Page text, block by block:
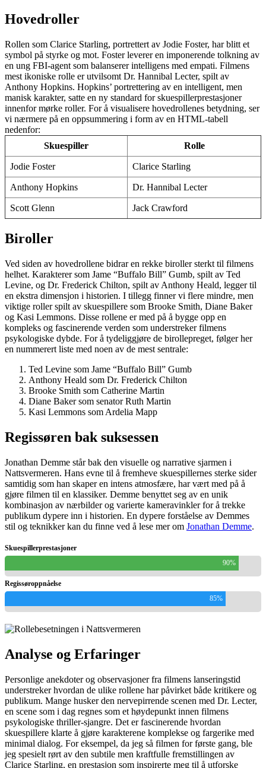
Hovedroller
Rollen som Clarice Starling, portrettert av Jodie Foster, har blitt et
symbol på styrke og mot. Foster leverer en imponerende tolkning av
en ung FBI-agent som balanserer intelligens med empati. Filmens
mest ikoniske rolle er utvilsomt Dr. Hannibal Lecter, spilt av
Anthony Hopkins. Hopkins’ portrettering av en intelligent, men
manisk karakter, satte en ny standard for skuespillerprestasjoner
innenfor mørke roller. For å visualisere hovedrollenes betydning, ser
vi nærmere på en oppsummering i form av en HTML-tabell
nedenfor:
Skuespiller
Rolle
Jodie Foster Clarice Starling
Anthony Hopkins Dr. Hannibal Lecter
Scott Glenn Jack Crawford
Biroller
Ved siden av hovedrollene bidrar en rekke biroller sterkt til filmens
helhet. Karakterer som Jame “Buffalo Bill” Gumb, spilt av Ted
Levine, og Dr. Frederick Chilton, spilt av Anthony Heald, legger til
en ekstra dimensjon i historien. I tillegg finner vi flere mindre, men
viktige roller spilt av skuespillere som Brooke Smith, Diane Baker
og Kasi Lemmons. Disse rollene er med på å bygge opp en
kompleks og fascinerende verden som understreker filmens
psykologiske dybde. For å tydeliggjøre de birollepreget, følger her
en nummerert liste med noen av de mest sentrale:
Ted Levine som Jame “Buffalo Bill” Gumb
Anthony Heald som Dr. Frederick Chilton
Brooke Smith som Catherine Martin
Diane Baker som senator Ruth Martin
Kasi Lemmons som Ardelia Mapp
Regissøren bak suksessen
Jonathan Demme står bak den visuelle og narrative sjarmen i
Nattsvermeren. Hans evne til å fremheve skuespillernes sterke sider
samtidig som han skaper en intens atmosfære, har vært med på å
gjøre filmen til en klassiker. Demme benyttet seg av en unik
kombinasjon av nærbilder og varierte kameravinkler for å trekke
publikum dypere inn i historien. En dypere forståelse av Demmes
stil og teknikker kan du finne ved å lese mer om Jonathan Demme.
Skuespillerprestasjoner
90%
Regissøroppnåelse
85%
Analyse og Erfaringer
Personlige anekdoter og observasjoner fra filmens lanseringstid
understreker hvordan de ulike rollene har påvirket både kritikere og
publikum. Mange husker den nervepirrende scenen med Dr. Lecter,
en scene som i dag regnes som et høydepunkt innen filmens
psykologiske thriller-sjangre. Det er fascinerende hvordan
skuespillere klarte å gjøre karakterene komplekse og fargerike med
minimal dialog. For eksempel, da jeg så filmen for første gang, ble
jeg spesielt rørt av den subtile men kraftfulle fremstillingen av
Clarice Starling, en prestasjon som inspirerte meg til å utforske